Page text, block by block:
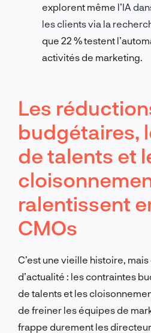
explorent même l’IA
les clients via la
que 22 %testent
activités de marketing
Les
budgétaires,
de talents et
ralentissent
CMOs
C’est une vieille histoire,
d’actualité : les contraintes
de talents et les
de freiner les équipes de
frappe durement les